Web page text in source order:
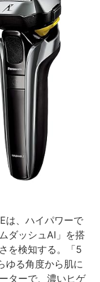
は、ハイパワーで
ダッシュAI」を搭
を検知する。「5
ゆる角度から肌に
ターで、濃いヒゲ